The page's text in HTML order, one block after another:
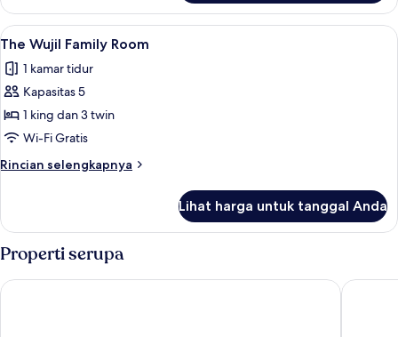
The
Wujil
Suite
Lihat
semua
foto
untuk
The
Wujil
Family
Room
The Wujil Family Room | Brankas,
3
The Wujil Family Room
1 kamar tidur
Kapasitas 5
1 king dan 3 twin
Wi-Fi Gratis
Rincian selengkapnya
Rincian
The
Wujil
Family
Room
Lihat harga untuk tanggal Anda
Properti serupa
PO Hotel Semarang Novotel